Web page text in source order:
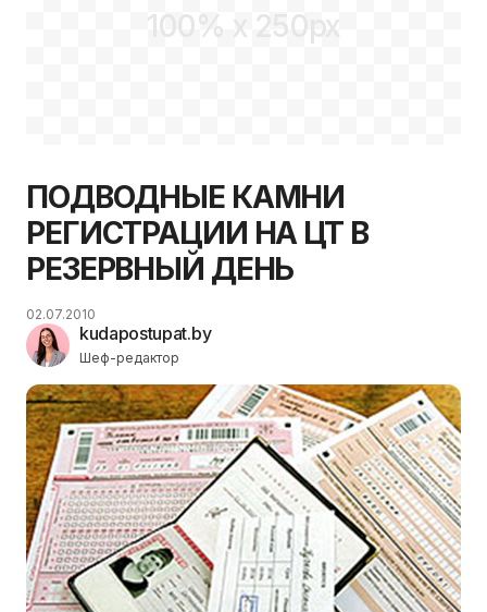
100% x 250px
ПОДВОДНЫЕ КАМНИ
РЕГИСТРАЦИИ НА ЦТ В
РЕЗЕРВНЫЙ ДЕНЬ
kudapostupat.by
Шеф-редактор
02.07.2010